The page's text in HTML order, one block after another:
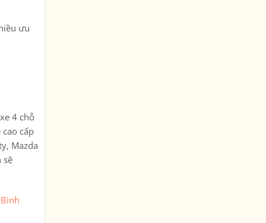
ưu
4 chỗ
cấp
Mazda
sẽ